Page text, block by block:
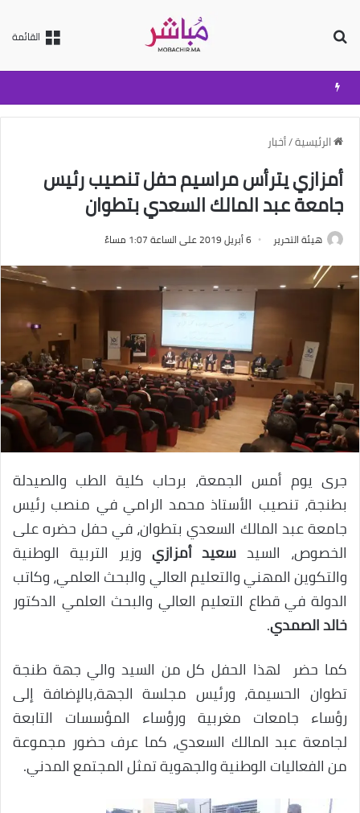
القائمة
الرئيسية/أخبار
أمزازي يترأس مراسيم حفل تنصيب رئيس
جامعة عبد المالك السعدي بتطوان
هيئة التحرير 6 أبريل 2019 على الساعة 1:07 مساءً
جرى يوم أمس الجمعة، برحاب كلية الطب والصيدلة
بطنجة، تنصيب الأستاذ محمد الرامي في منصب رئيس
جامعة عبد المالك السعدي بتطوان، في حفل حضره على
الخصوص، السيد سعيد أمزازي وزير التربية الوطنية
والتكوين المهني والتعليم العالي والبحث العلمي، وكاتب
الدولة في قطاع التعليم العالي والبحث العلمي الدكتور
خالد الصمدي.
كما حضر لهذا الحفل كل من السيد والي جهة طنجة
تطوان الحسيمة، ورئيس مجلسة الجهة،بالإضافة إلى
رؤساء جامعات مغربية ورؤساء المؤسسات التابعة
لجامعة عبد المالك السعدي، كما عرف حضور مجموعة
من الفعاليات الوطنية والجهوية تمثل المجتمع المدني.